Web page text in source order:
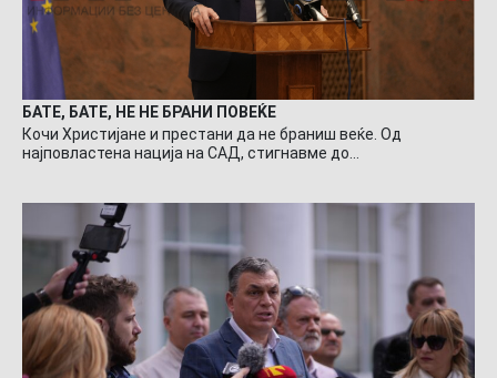
БАТЕ, БАТЕ, НЕ НЕ БРАНИ ПОВЕЌЕ
Кочи Христијане и престани да не браниш веќе. Од
најповластена нација на САД, стигнавме до…